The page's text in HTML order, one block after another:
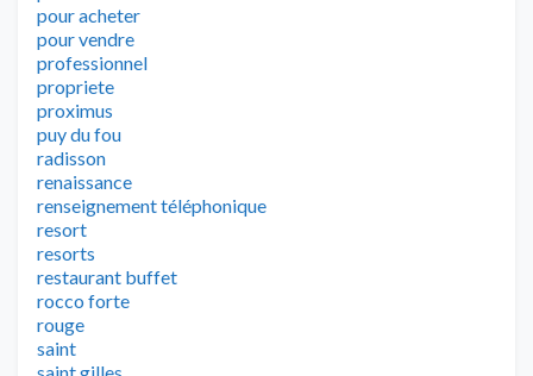
pour acheter
pour vendre
professionnel
propriete
proximus
puy du fou
radisson
renaissance
renseignement téléphonique
resort
resorts
restaurant buffet
rocco forte
rouge
saint